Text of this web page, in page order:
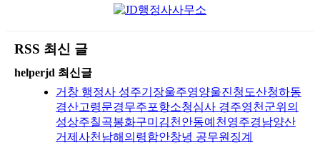
RSS 최신 글
helperjd 최신글
거창 행정사 성주기장울주영양울진청도산청하동
경산고령문경무주포항소청심사 경주영천군위의
성상주칠곡봉화구미김천안동예천영주경남양산
거제사천남해의령함안창녕 공무원징계